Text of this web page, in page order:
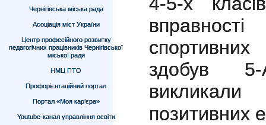
Чернігівська міська рада
Асоціація міст України
Центр професійного розвитку
педагогічних працівників Чернігівської
міської ради
НМЦ ПТО
Профорієнтаційний портал
Портал «Моя кар’єра»
Youtube-канал управління освіти
здобув
позитивних